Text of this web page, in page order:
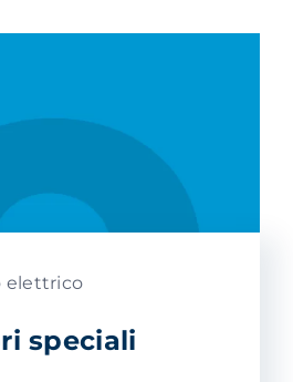
elettrico
speciali